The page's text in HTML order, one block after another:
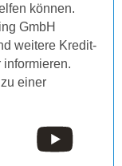
können.
GmbH
weitere Kredit-
einer